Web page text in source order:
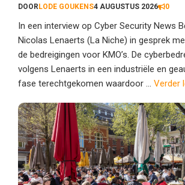
DOOR LODE GOUKENS4 AUGUSTUS 2026 0
In een interview op Cyber Security News
Nicolas Lenaerts (La Niche) in gesprek
de bedreigingen voor KMO’s. De
volgens Lenaerts in een industriële en
fase terechtgekomen waardoor ... Verder